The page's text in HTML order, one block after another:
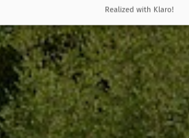
Realized with Klaro!